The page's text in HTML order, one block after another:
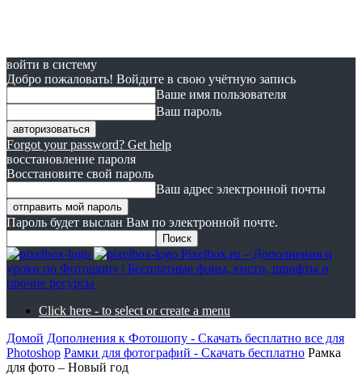
войти в систему
Добро пожаловать! Войдите в свою учётную запись
Ваше имя пользователя
Ваш пароль
Forgot your password? Get help
восстановление пароля
Восстановите свой пароль
Ваш адрес электронной почты
Пароль будет выслан Вам по электронной почте.
Pixelbox.ru – Дополнения и
уроки по Фотошопу | Бесплатные фоны, кисти, шрифты и
прочие ресурсы
Click here - to select or create a menu
Домой Дополнения к Фотошопу - Скачать бесплатно все для
Photoshop Рамки для фотографий - Скачать бесплатно Рамка
для фото – Новый год